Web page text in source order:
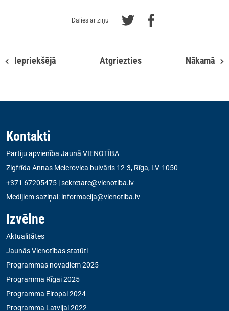
Dalies ar ziņu
Iepriekšējā Atgriezties Nākamā
Kontakti
Partiju apvienība Jaunā VIENOTĪBA
Zigfrīda Annas Meierovica bulvāris 12-3, Rīga, LV-1050
+371 67205475 |sekretare@vienotiba.lv
Medijiem saziņai: informacija@vienotiba.lv
Izvēlne
Aktualitātes
Jaunās Vienotības statūti
Programmas novadiem 2025
Programma Rīgai 2025
Programma Eiropai 2024
Programma Latvijai 2022